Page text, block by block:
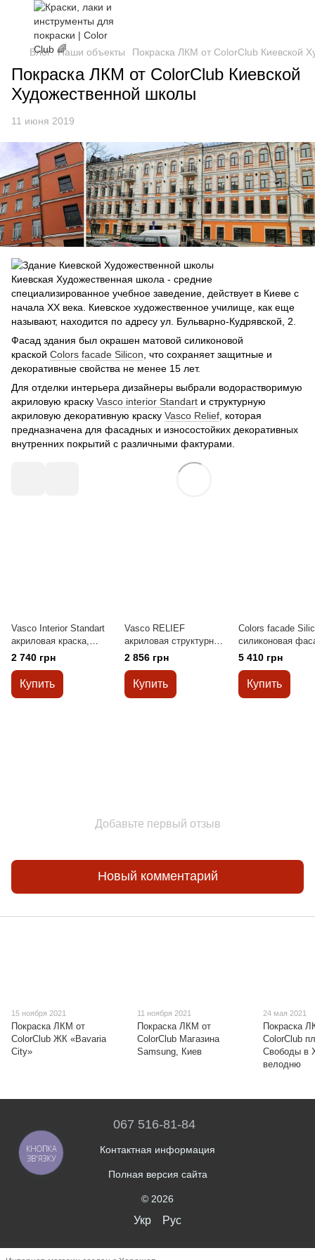
Блог Наши объекты Покраска ЛКМ от ColorClub Киевской
Покраска ЛКМ от ColorClub Киевской
Художественной школы
11 июня 2019
Киевская Художественная школа - средние
специализированное учебное заведение, действует в Киеве с
начала ХХ века. Киевское художественное училище, как еще
называют, находится по адресу ул. Бульварно-Кудрявской, 2.
Фасад здания был окрашен матовой силиконовой
краской Colors facade Silicon, что сохраняет защитные и
декоративные свойства не менее 15 лет.
Для отделки интерьера дизайнеры выбрали водорастворимую
акриловую краску Vasco interior Standart и структурную
акриловую декоративную краску Vasco Relief, которая
предназначена для фасадных и износостойких декоративных
внутренних покрытий с различными фактурами.
Vasco Interior Standart
акриловая краска,
устойчивая к мытью 9л
2 740 грн
Купить
Vasco RELIEF
акриловая структурная
декоративная краска
2 856 грн
Купить
Colors facade
cиликоновая
краска 9л
5 410 грн
Купить
Добавьте первый отзыв
Новый комментарий
15 ноября 2021
Покраска ЛКМ от
ColorClub ЖК «Bavaria
City»
11 ноября 2021
Покраска ЛКМ от
ColorClub Магазина
Samsung, Киев
24 мая 2021
Покраска
ColorClub
Свободы в
велодню
067 516-81-84
Контактная информация
Полная версия сайта
© 2026
Укр Рус
КНОПКА
ЗВ'ЯЗКУ